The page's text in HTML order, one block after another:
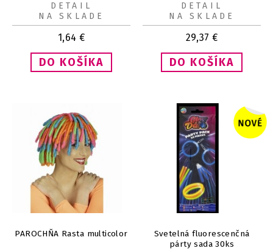
1,64 €
DETAIL
NA SKLADE
29,37 €
DETAIL
NA SKLADE
PAROCHŇA Rasta multicolor
Svetelná fluorescenčná
párty sada 30ks